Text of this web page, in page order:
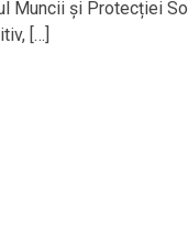
Muncii și Protecției
[…]